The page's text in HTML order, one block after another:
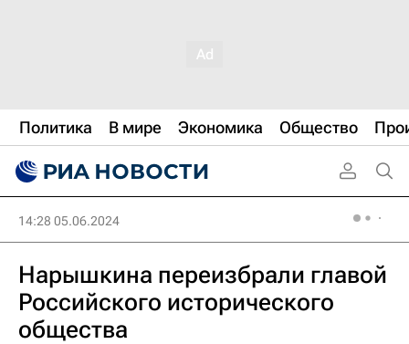
Политика В мире Экономика Общество
14:28 05.06.2024
Нарышкина переизбрали главой
Российского исторического
общества